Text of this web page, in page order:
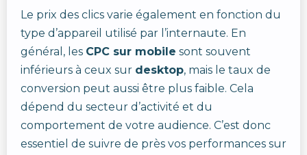
Le prix des clics varie également en fonction du
type d’appareil utilisé par l’internaute. En
général, les CPC sur mobile sont souvent
inférieurs à ceux sur desktop, mais le taux de
conversion peut aussi être plus faible. Cela
dépend du secteur d’activité et du
comportement de votre audience. C’est donc
essentiel de suivre de près vos performances sur